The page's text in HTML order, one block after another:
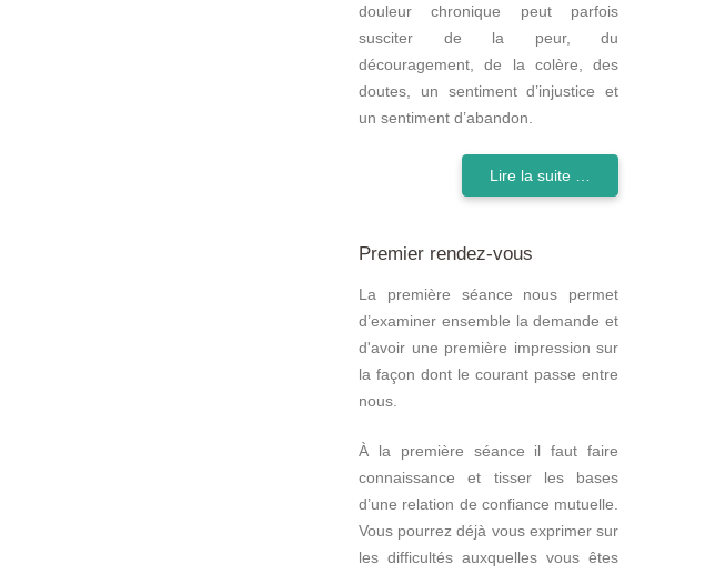
douleur chronique peut parfois
susciter de la peur, du
découragement, de la colère, des
doutes, un sentiment d’injustice et
un sentiment d’abandon.
Lire la suite …
Premier rendez-vous
La première séance nous permet
d’examiner ensemble la demande et
d'avoir une première impression sur
la façon dont le courant passe entre
nous.
À la première séance il faut faire
connaissance et tisser les bases
d’une relation de confiance mutuelle.
Vous pourrez déjà vous exprimer sur
les difficultés auxquelles vous êtes